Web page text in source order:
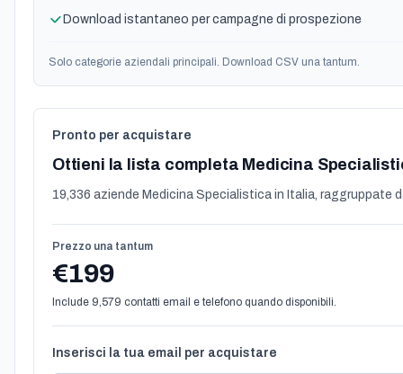
Download istantaneo per campagne di prospezione
Solo categorie aziendali principali. Download CSV una tantum.
Pronto per acquistare
Ottieni la lista completa Medicina
19,336 aziende Medicina Specialistica in Italia, raggruppate
Prezzo una tantum
€199
Include 9,579 contatti email e telefono quando disponibili.
Inserisci la tua email per acquistare